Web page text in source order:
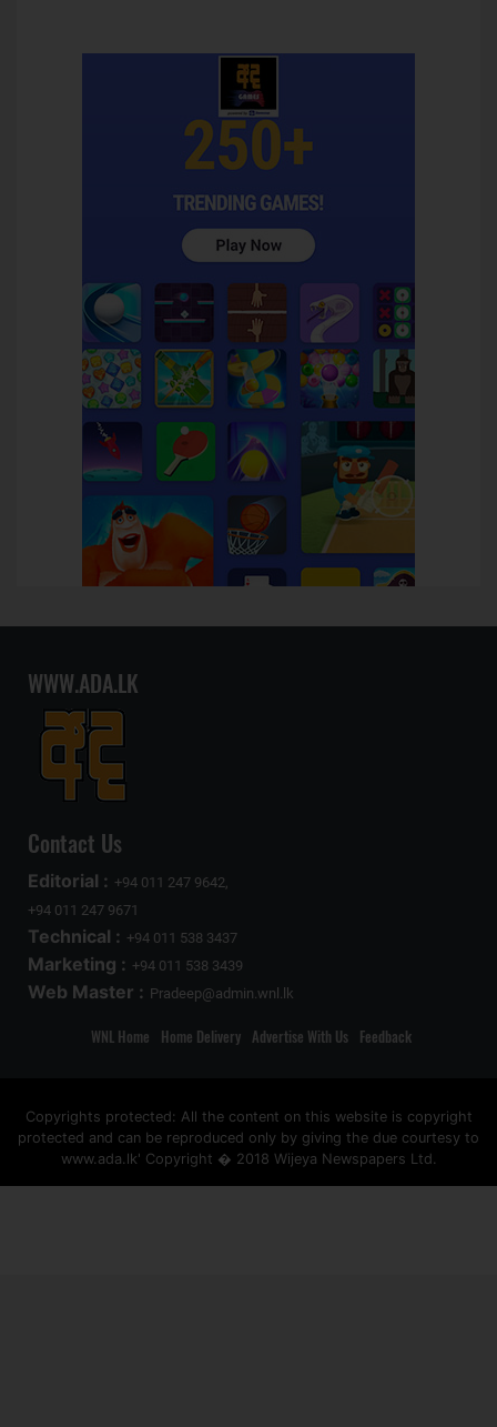
WWW.ADA.LK
Contact Us
Editorial : +94 011 247 9642,
+94 011 247 9671
Technical : +94 011 538 3437
Marketing : +94 011 538 3439
Web Master : Pradeep@admin.wnl.lk
WNL Home Home Delivery Advertise With Us Feedback
Copyrights protected: All the content on this website is copyright
protected and can be reproduced only by giving the due courtesy to
www.ada.lk' Copyright � 2018 Wijeya Newspapers Ltd.